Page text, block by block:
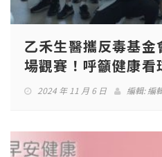
乙禾生醫攜反毒基
場觀賽！呼籲健康看
2024 年 11 月 6 日 編輯:編